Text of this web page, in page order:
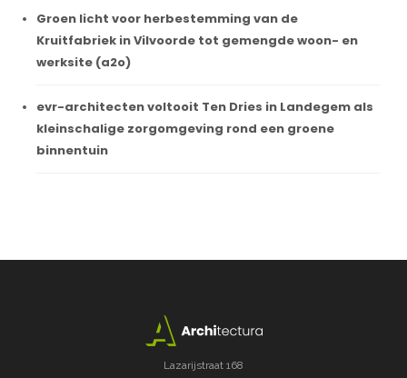
Groen licht voor herbestemming van de
Kruitfabriek in Vilvoorde tot gemengde woon- en
werksite (a2o)
evr-architecten voltooit Ten Dries in Landegem als
kleinschalige zorgomgeving rond een groene
binnentuin
Lazarijstraat 168